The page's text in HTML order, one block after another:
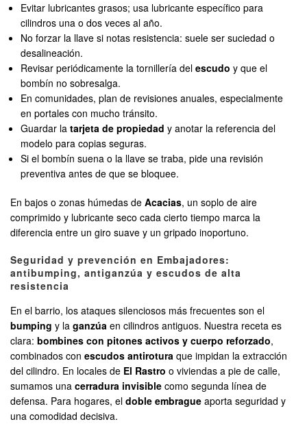
Evitar lubricantes grasos; usa lubricante específico para
cilindros una o dos veces al año.
No forzar la llave si notas resistencia: suele ser suciedad o
desalineación.
Revisar periódicamente la tornillería delescudo y que el
bombín no sobresalga.
En comunidades, plan de revisiones anuales, especialmente
en portales con mucho tránsito.
Guardar latarjeta de propiedad y anotar la referencia del
modelo para copias seguras.
Si el bombín suena o la llave se traba, pide una revisión
preventiva antes de que se bloquee.
En bajos o zonas húmedas de Acacias, un soplo de aire
comprimido y lubricante seco cada cierto tiempo marca la
diferencia entre un giro suave y un gripado inoportuno.
Seguridad y prevención en Embajadores:
antibumping, antiganzúa y escudos de alta
resistencia
En el barrio, los ataques silenciosos más frecuentes son el
bumping y la ganzúa en cilindros antiguos. Nuestra receta es
clara: bombines con pitones activos y cuerpo reforzado,
combinados con escudos antirotura que impidan la extracción
del cilindro. En locales de El Rastro o viviendas a pie de calle,
sumamos una cerradura invisible como segunda línea de
defensa. Para hogares, el doble embrague aporta seguridad y
una comodidad decisiva.